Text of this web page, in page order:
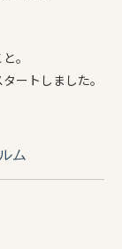
。
ートしました。
ム